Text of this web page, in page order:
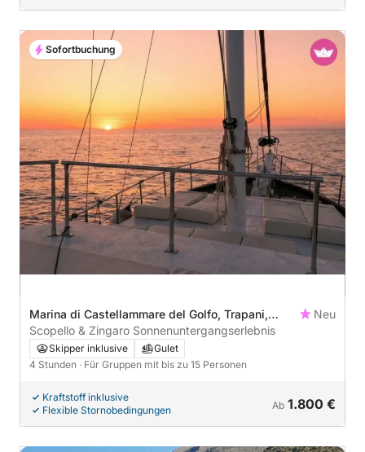
Marina di Castellammare del Golfo, Trapani,
Italien
Neu
Scopello & Zingaro Sonnenuntergangserlebnis
Skipper inklusive
Gulet
4 Stunden · Für Gruppen mit bis zu 15 Personen
Kraftstoff inklusive
Flexible Stornobedingungen
Ab 1.800 €
Sofortbuchung